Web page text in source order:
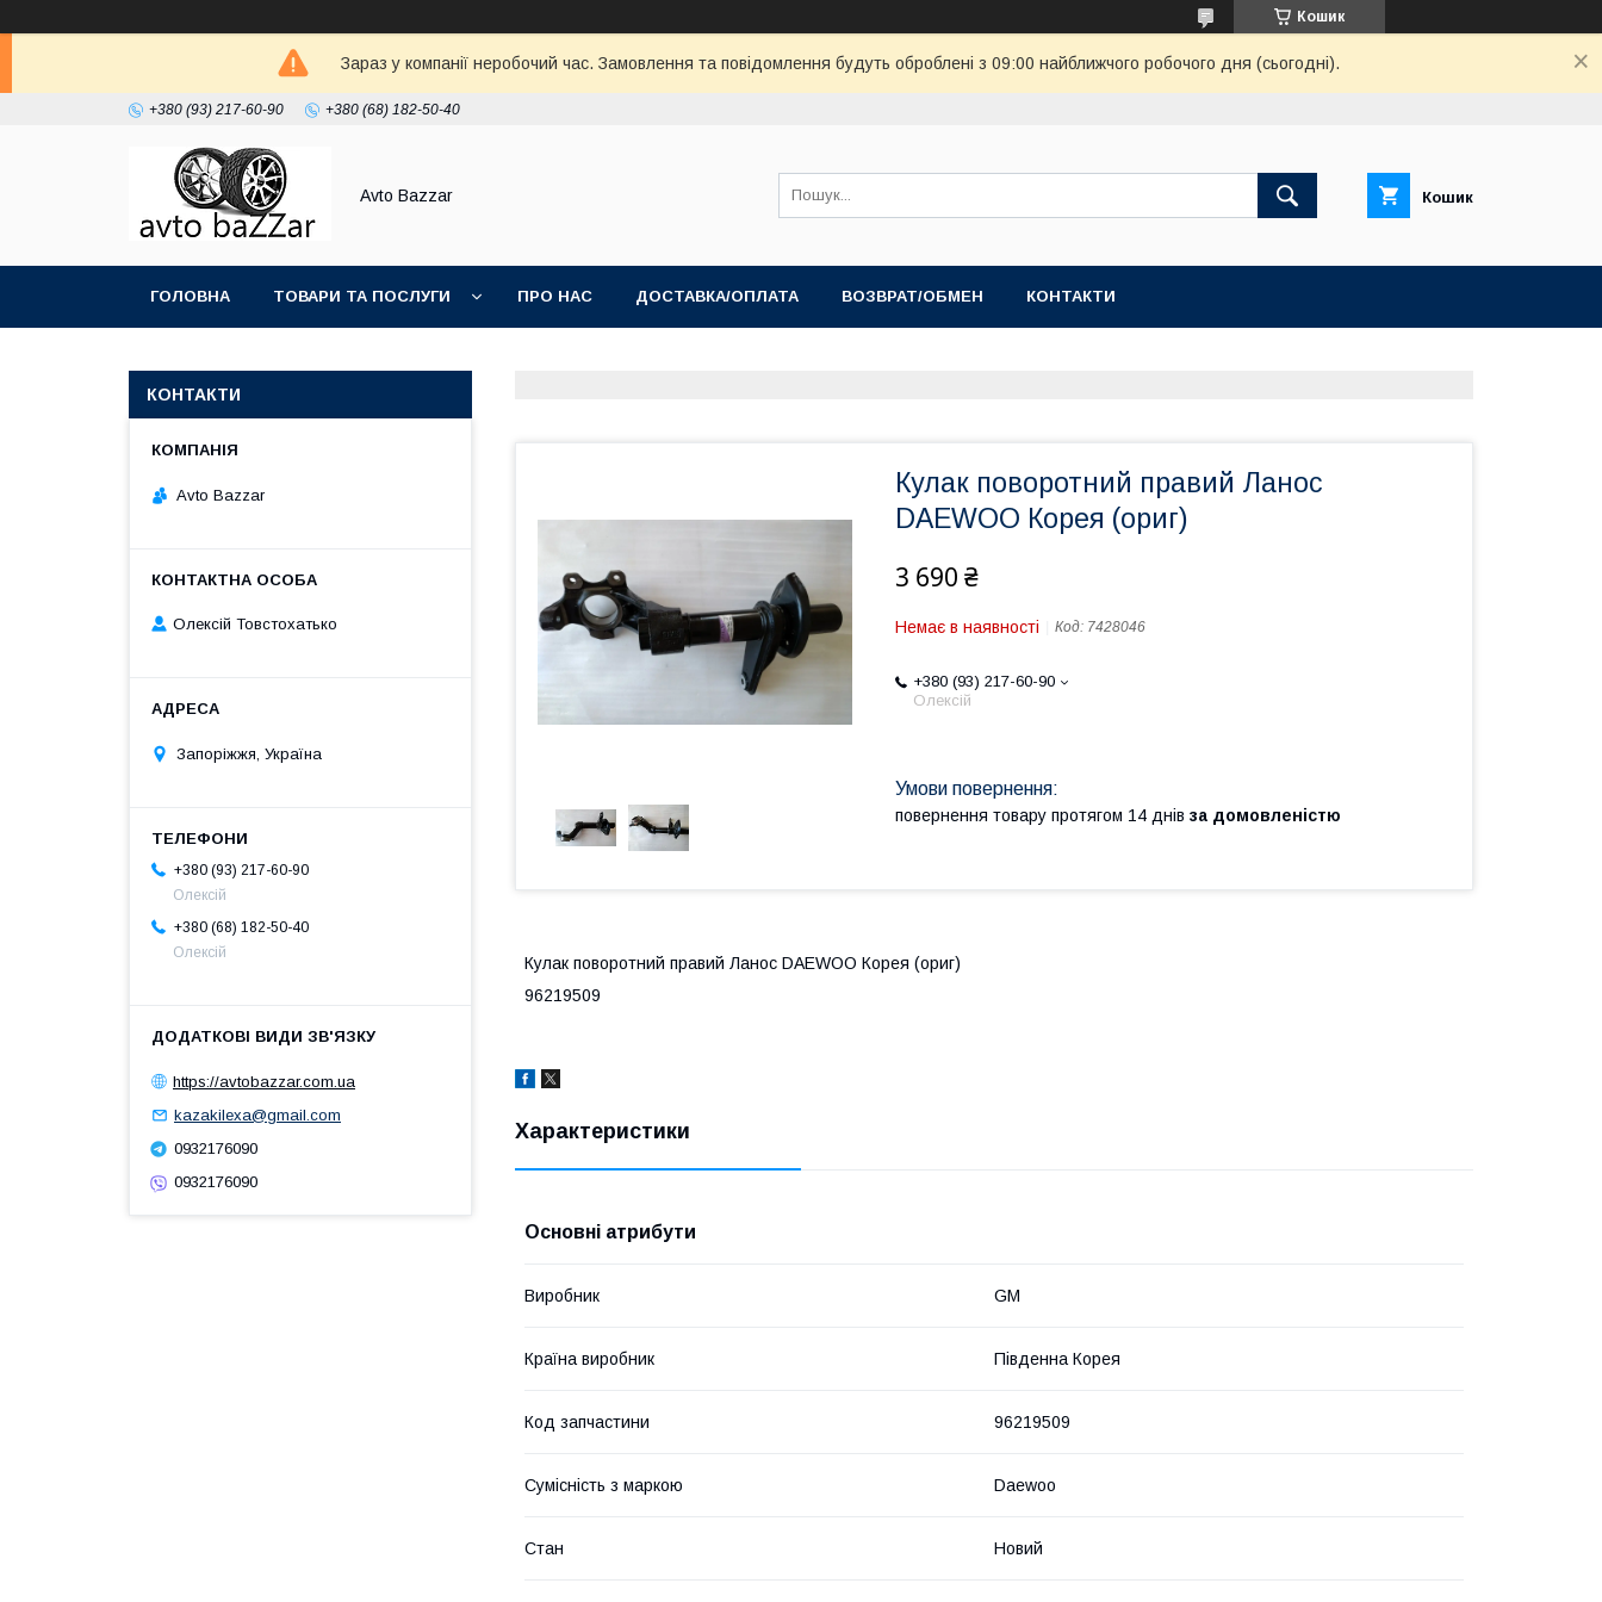
Кошик
Зараз у компанії неробочий час. Замовлення та повідомлення будуть оброблені з 09:00 найближчого робочого дня (сьогодні).
+380 (93) 217-60-90 +380 (68) 182-50-40
Avto Bazzar Кошик
ГОЛОВНА ТОВАРИ ТА ПОСЛУГИ ПРО НАС ДОСТАВКА/ОПЛАТА ВОЗВРАТ/ОБМЕН КОНТАКТИ
Кулак поворотний правий Ланос
DAEWOO Корея (ориг)
3 690 ₴
Немає в наявності Код: 7428046
+380 (93) 217-60-90
Олексій
повернення товару протягом 14 днів за домовленістю
Кулак поворотний правий Ланос DAEWOO Корея (ориг)
96219509
Характеристики
Основні атрибути
Виробник GM
Країна виробник Південна Корея
Код запчастини 96219509
Сумісність з маркою Daewoo
Стан Новий
КОНТАКТИ
Avto Bazzar
Олексій Товстохатько
Запоріжжя, Україна
+380 (93) 217-60-90
Олексій
+380 (68) 182-50-40
Олексій
https://avtobazzar.com.ua
kazakilexa@gmail.com
0932176090
0932176090